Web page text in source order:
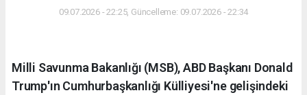
09.07.2026 - 22:25, Güncelleme: 09.07.2026 - 22:34
Milli Savunma Bakanlığı (MSB), ABD Başkanı Donald
Trump'ın Cumhurbaşkanlığı Külliyesi'ne gelişindeki